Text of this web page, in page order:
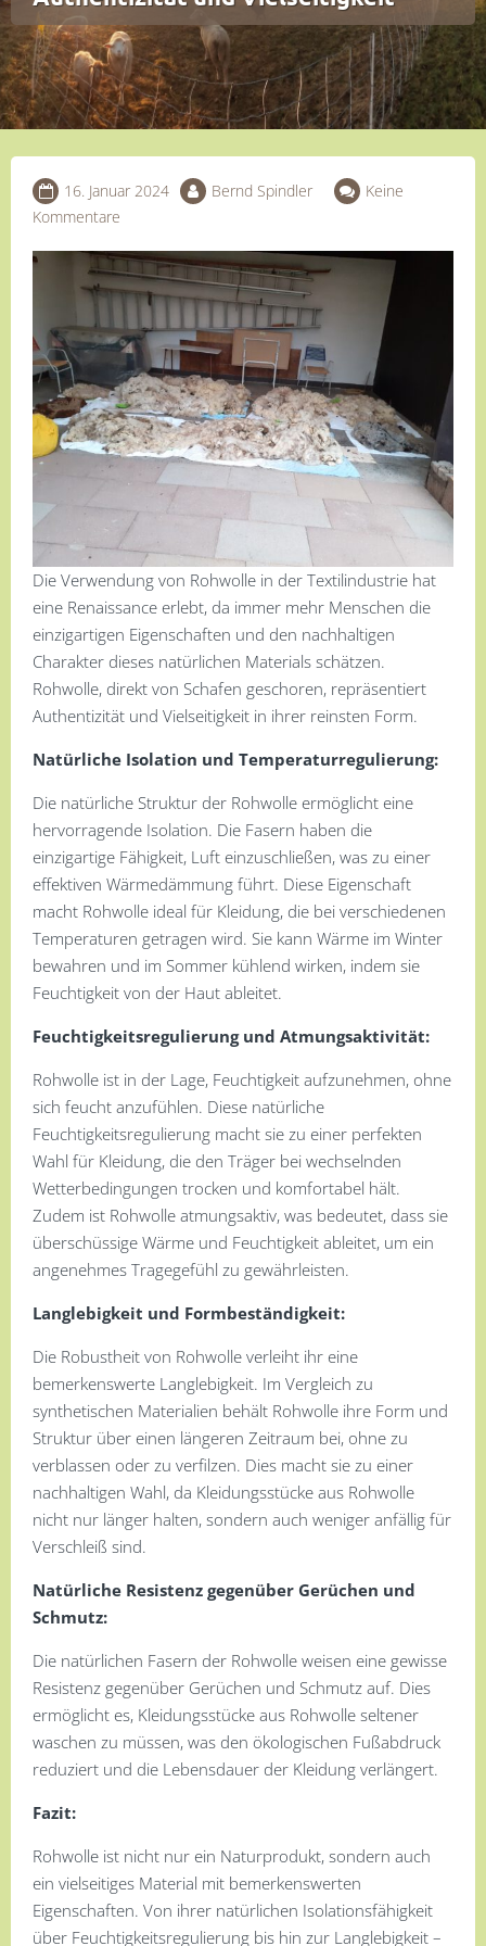
16. Januar 2024 Bernd Spindler
Keine
Kommentare
Die Verwendung von Rohwolle in der Textilindustrie hat
eine Renaissance erlebt, da immer mehr Menschen die
einzigartigen Eigenschaften und den nachhaltigen
Charakter dieses natürlichen Materials schätzen.
Rohwolle, direkt von Schafen geschoren, repräsentiert
Authentizität und Vielseitigkeit in ihrer reinsten Form.
Natürliche Isolation und Temperaturregulierung:
Die natürliche Struktur der Rohwolle ermöglicht eine
hervorragende Isolation. Die Fasern haben die
einzigartige Fähigkeit, Luft einzuschließen, was zu einer
effektiven Wärmedämmung führt. Diese Eigenschaft
macht Rohwolle ideal für Kleidung, die bei verschiedenen
Temperaturen getragen wird. Sie kann Wärme im Winter
bewahren und im Sommer kühlend wirken, indem sie
Feuchtigkeit von der Haut ableitet.
Feuchtigkeitsregulierung und Atmungsaktivität:
Rohwolle ist in der Lage, Feuchtigkeit aufzunehmen, ohne
sich feucht anzufühlen. Diese natürliche
Feuchtigkeitsregulierung macht sie zu einer perfekten
Wahl für Kleidung, die den Träger bei wechselnden
Wetterbedingungen trocken und komfortabel hält.
Zudem ist Rohwolle atmungsaktiv, was bedeutet, dass sie
überschüssige Wärme und Feuchtigkeit ableitet, um ein
angenehmes Tragegefühl zu gewährleisten.
Langlebigkeit und Formbeständigkeit:
Die Robustheit von Rohwolle verleiht ihr eine
bemerkenswerte Langlebigkeit. Im Vergleich zu
synthetischen Materialien behält Rohwolle ihre Form und
Struktur über einen längeren Zeitraum bei, ohne zu
verblassen oder zu verfilzen. Dies macht sie zu einer
nachhaltigen Wahl, da Kleidungsstücke aus Rohwolle
nicht nur länger halten, sondern auch weniger anfällig für
Verschleiß sind.
Natürliche Resistenz gegenüber Gerüchen und
Schmutz:
Die natürlichen Fasern der Rohwolle weisen eine gewisse
Resistenz gegenüber Gerüchen und Schmutz auf. Dies
ermöglicht es, Kleidungsstücke aus Rohwolle seltener
waschen zu müssen, was den ökologischen Fußabdruck
reduziert und die Lebensdauer der Kleidung verlängert.
Fazit:
Rohwolle ist nicht nur ein Naturprodukt, sondern auch
ein vielseitiges Material mit bemerkenswerten
Eigenschaften. Von ihrer natürlichen Isolationsfähigkeit
über Feuchtigkeitsregulierung bis hin zur Langlebigkeit –